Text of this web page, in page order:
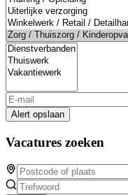
Alert opslaan
Vacatures zoeken